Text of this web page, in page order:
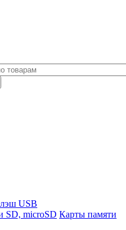
USB
Карты памяти